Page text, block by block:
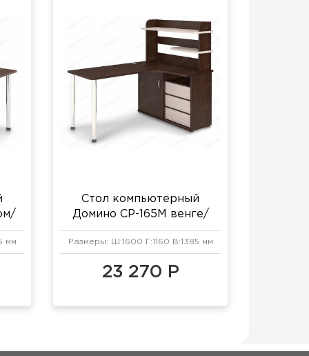
мм
Стол компьютерный
Домино СР-165М венге/
карамель/хром
Размеры: Ш:1600 Г:1160 В:1385 мм
23 270 Р